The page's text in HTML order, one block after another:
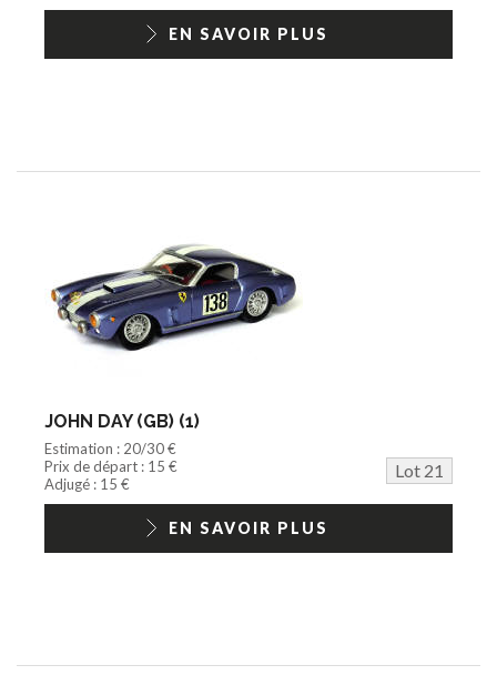
EN SAVOIR PLUS
JOHN DAY (GB) (1)
Estimation : 20/30 €
Prix de départ : 15 €
Lot 21
Adjugé : 15 €
EN SAVOIR PLUS